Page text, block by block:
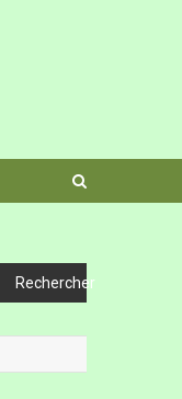
Rechercher